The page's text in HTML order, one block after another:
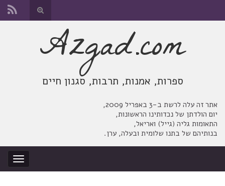
החלף
טופס
אתר זה עלה לרשת ב-3 באפריל 2009,
יום הולדתן של נכדותינו הראשונות,
התאומות גליה (גייל) ואריאל,
בנותיהם של בתנו שלומית ובעלה, ערן.
החלף
ניווט
Azgad.com
ספרות, אמנות, תרבות, סגנון חיים